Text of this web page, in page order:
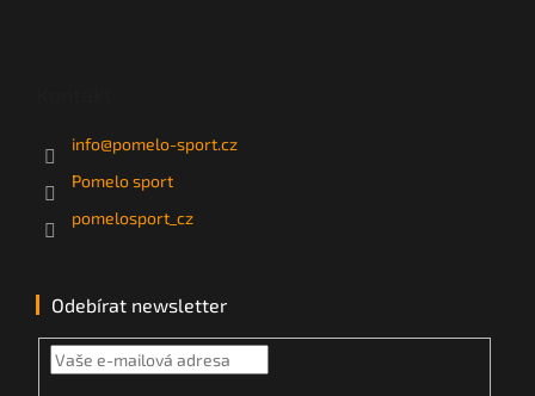
info@pomelo-sport.cz
Pomelo sport
pomelosport_cz
Odebírat newsletter